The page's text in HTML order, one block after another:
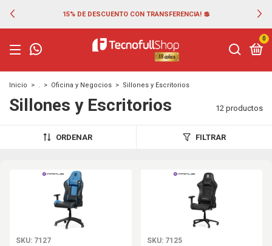
15% DE DESCUENTO CON TRANSFERENCIA! 💲
0
Inicio > . > Oficina y Negocios > Sillones y Escritorios
Sillones y Escritorios 12 productos
ORDENAR FILTRAR
SKU: 7127 SKU: 7125